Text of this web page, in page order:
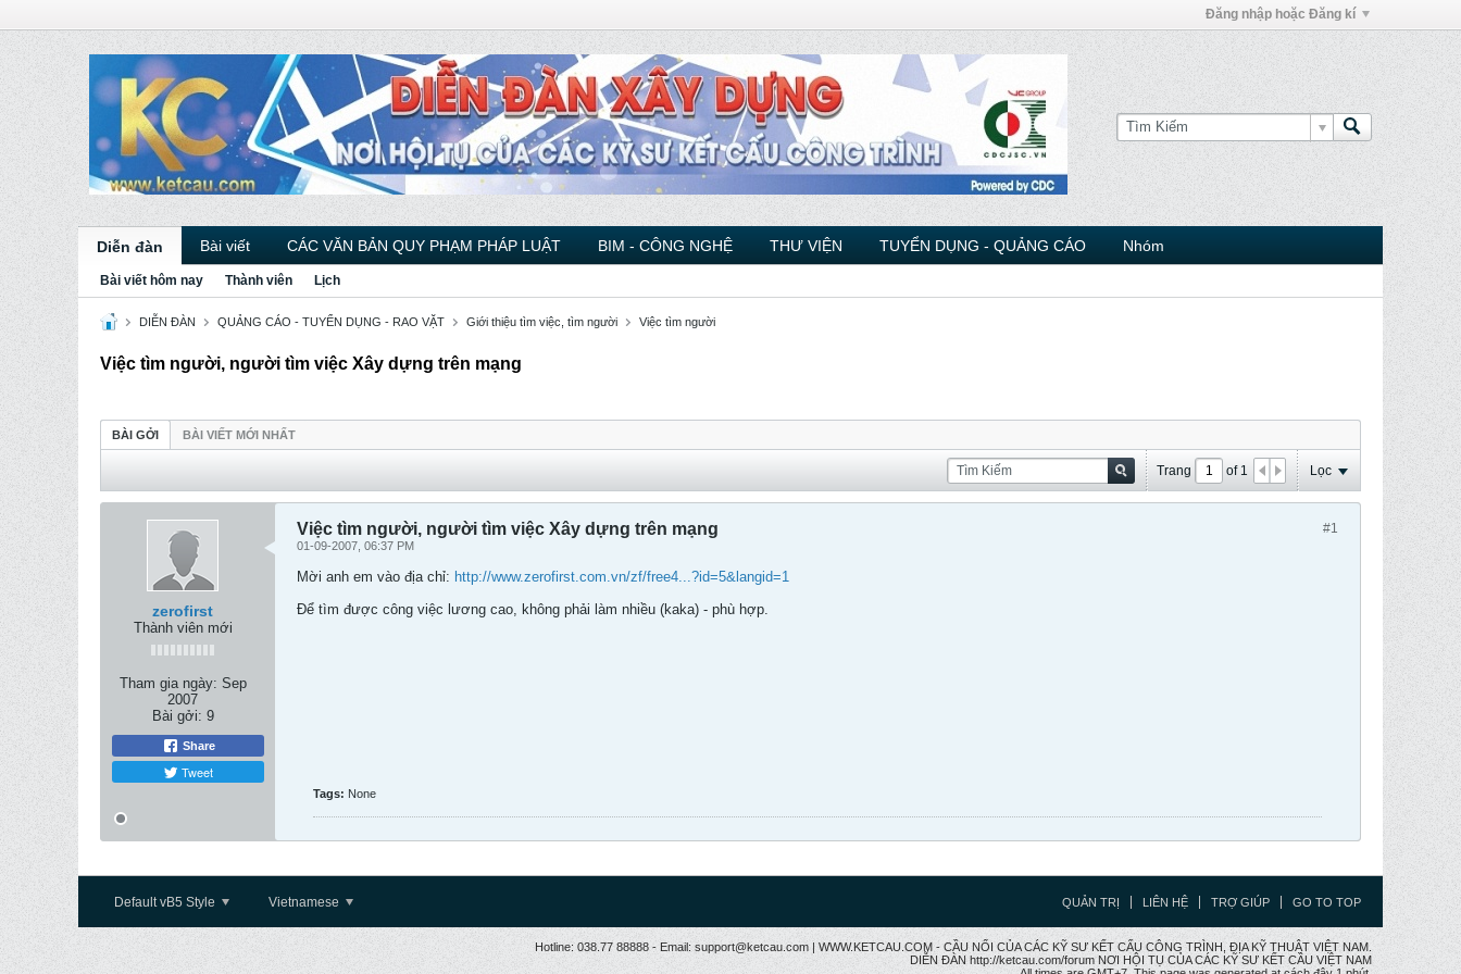
Đăng nhập hoặc Đăng kí
Diễn đàn Bài viết CÁC VĂN BẢN QUY PHẠM PHÁP LUẬT BIM - CÔNG NGHỆ THƯ VIỆN TUYỂN DỤNG - QUẢNG CÁO Nhóm
Bài viết hôm nay Thành viên Lịch
DIỄN ĐÀN QUẢNG CÁO - TUYỂN DỤNG - RAO VẶT Giới thiệu tìm việc, tìm người Việc tìm người
Việc tìm người, người tìm việc Xây dựng trên mạng
BÀI GỞI BÀI VIẾT MỚI NHẤT
Trang of 1 Lọc
zerofirst
Thành viên mới
Tham gia ngày: Sep
2007
Bài gởi: 9
Share
Tweet
#1
Việc tìm người, người tìm việc Xây dựng trên mạng
01-09-2007, 06:37 PM
Mời anh em vào địa chỉ: http://www.zerofirst.com.vn/zf/free4...?id=5&langid=1
Để tìm được công việc lương cao, không phải làm nhiều (kaka) - phù hợp.
Tags: None
Default vB5 Style Vietnamese QUẢN TRỊ LIÊN HỆ TRỢ GIÚP GO TO TOP
Hotline: 038.77 88888 - Email: support@ketcau.com | WWW.KETCAU.COM - CẦU NỐI CỦA CÁC KỸ SƯ KẾT CẤU CÔNG TRÌNH, ĐỊA KỸ THUẬT VIỆT NAM.
DIỄN ĐÀN http://ketcau.com/forum NƠI HỘI TỤ CỦA CÁC KỸ SƯ KẾT CÂU VIỆT NAM